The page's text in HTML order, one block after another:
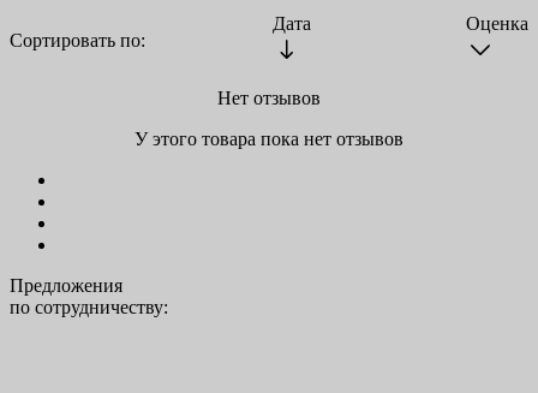
Сортировать по:
Дата Оценка
Нет отзывов
У этого товара пока нет отзывов
Предложения
по сотрудничеству: